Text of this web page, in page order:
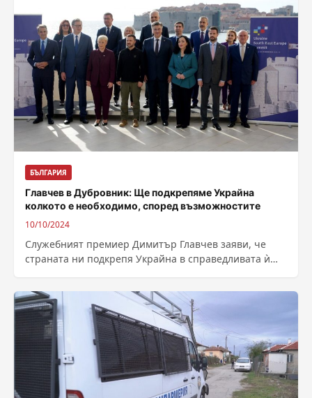
БЪЛГАРИЯ
Главчев в Дубровник: Ще подкрепяме Украйна
колкото е необходимо, според възможностите
10/10/2024
Служебният премиер Димитър Главчев заяви, че
страната ни подкрепя Украйна в справедливата ѝ
териториална...